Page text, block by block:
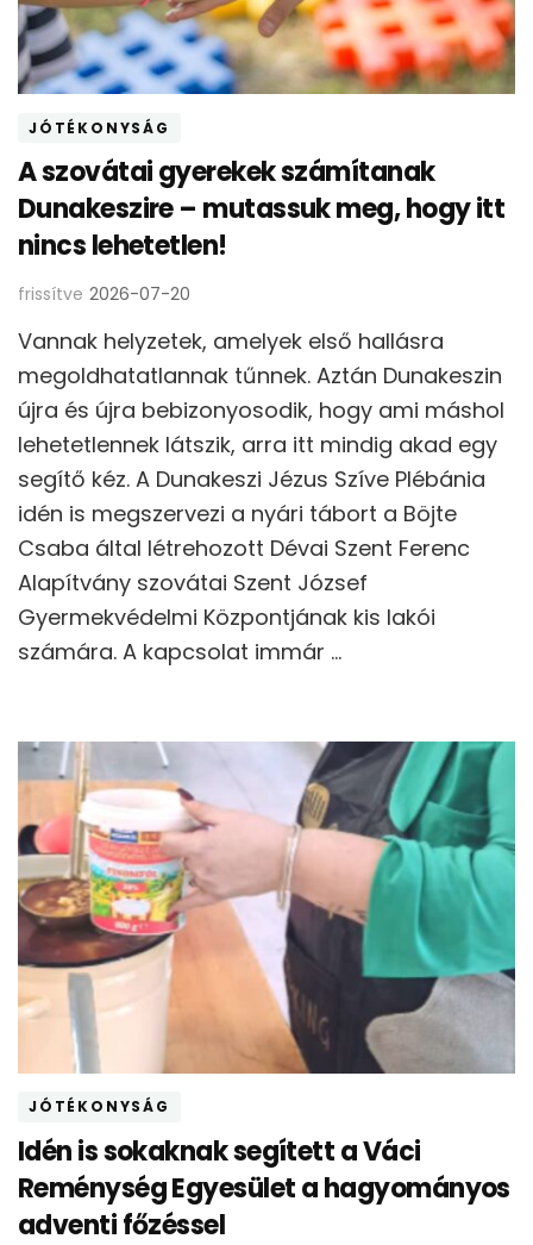
JÓTÉKONYSÁG
A szovátai gyerekek számítanak
Dunakeszire – mutassuk meg, hogy itt
nincs lehetetlen!
frissítve 2026-07-20
Vannak helyzetek, amelyek első hallásra
megoldhatatlannak tűnnek. Aztán Dunakeszin
újra és újra bebizonyosodik, hogy ami máshol
lehetetlennek látszik, arra itt mindig akad egy
segítő kéz. A Dunakeszi Jézus Szíve Plébánia
idén is megszervezi a nyári tábort a Böjte
Csaba által létrehozott Dévai Szent Ferenc
Alapítvány szovátai Szent József
Gyermekvédelmi Központjának kis lakói
számára. A kapcsolat immár …
JÓTÉKONYSÁG
Idén is sokaknak segített a Váci
Reménység Egyesület a hagyományos
adventi főzéssel